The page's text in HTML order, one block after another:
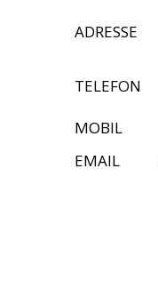
ADRESSE
TELEFON
MOBIL
EMAIL